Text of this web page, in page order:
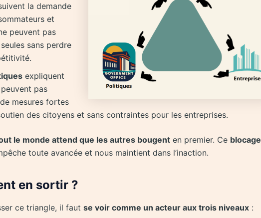
la demande
et
peuvent pas
sans perdre
expliquent
peuvent pas
mesures fortes
des citoyens et sans contraintes pour les entreprises.
le monde attend que les autres bougent en premier. Ce blocage
toute avancée et nous maintient dans l’inaction.
en sortir ?
ce triangle, il faut se voir comme un acteur aux trois niveaux :